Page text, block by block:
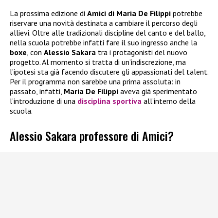
La prossima edizione di Amici di Maria De Filippi potrebbe
riservare una novità destinata a cambiare il percorso degli
allievi. Oltre alle tradizionali discipline del canto e del ballo,
nella scuola potrebbe infatti fare il suo ingresso anche la
boxe, con Alessio Sakara tra i protagonisti del nuovo
progetto. Al momento si tratta di un’indiscrezione, ma
l’ipotesi sta già facendo discutere gli appassionati del talent.
Per il programma non sarebbe una prima assoluta: in
passato, infatti, Maria De Filippi aveva già sperimentato
l’introduzione di una disciplina sportiva all’interno della
scuola.
Alessio Sakara professore di Amici?